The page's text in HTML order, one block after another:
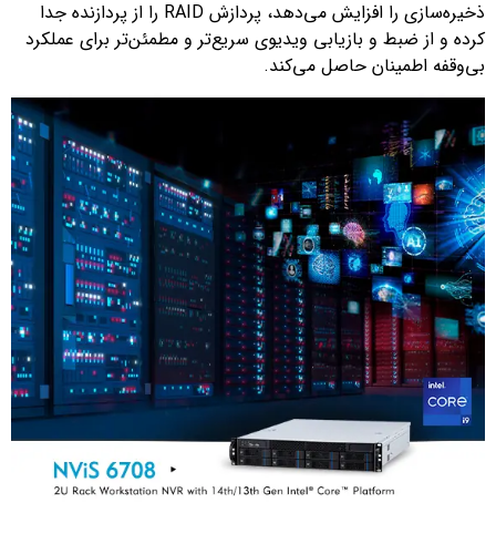
ذخیره‌سازی را افزایش می‌دهد، پردازش RAID را از پردازنده جدا
کرده و از ضبط و بازیابی ویدیوی سریع‌تر و مطمئن‌تر برای عملکرد
بی‌وقفه اطمینان حاصل می‌کند.